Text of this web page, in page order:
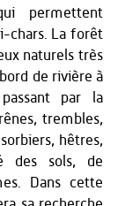
permettent
chars. La forêt
naturels très
de rivière à
par la
trembles,
hêtres,
des sols, de
Dans cette